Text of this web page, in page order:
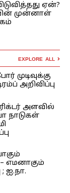
ஏன்?
முன்னாள்
EXPLORE ALL
முடிவுக்கு
அறிவிப்பு
அளவில்
நாடுகள்
எமனாகும்
ஐ.நா.